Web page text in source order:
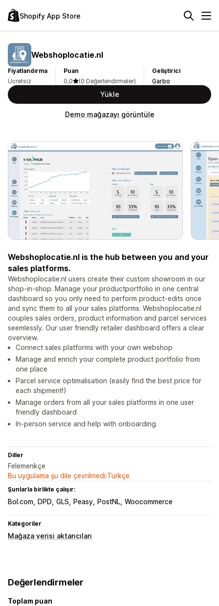
Shopify App Store
Webshoplocatie.nl
Fiyatlandırma
Ücretsiz
Puan
0,0
(0 Değerlendirmeler)
Geliştirici
Garbo
Yükle
Demo mağazayı görüntüle
Webshoplocatie.nl is the hub between you and your
sales platforms.
Webshoplocatie.nl users create their custom showroom in our
shop-in-shop. Manage your productportfolio in one central
dashboard so you only need to perform product-edits once
and sync them to all your sales platforms. Webshoplocatie.nl
couples sales orders, product information and parcel services
seemlessly. Our user friendly retailer dashboard offers a clear
overview.
Connect sales platforms with your own webshop
Manage and enrich your complete product portfolio from
one place
Parcel service optimalisation (easily find the best price for
each shipment!)
Manage orders from all your sales platforms in one user
friendly dashboard
In-person service and help with onboarding.
Diller
Felemenkçe
Bu uygulama şu dile çevrilmedi:Türkçe
Şunlarla birlikte çalışır:
Bol.com DPD GLS Peasy PostNL Woocommerce
Kategoriler
Mağaza verisi aktarıcıları
Değerlendirmeler
Toplam puan